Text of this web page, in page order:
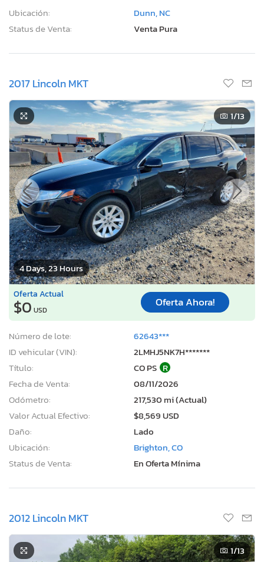
Ubicación:
Dunn, NC
Status de Venta:
Venta Pura
2017 Lincoln MKT
4 Days, 23 Hours
1/13
Oferta Actual
$0 USD
Oferta Ahora!
Número de lote:
62643***
ID vehicular (VIN):
2LMHJ5NK7H*******
Título:
CO PS R
Fecha de Venta:
08/11/2026
Odómetro:
217,530 mi (Actual)
Valor Actual Efectivo:
$8,569 USD
Daño:
Lado
Ubicación:
Brighton, CO
Status de Venta:
En Oferta Mínima
2012 Lincoln MKT
1/13